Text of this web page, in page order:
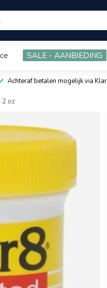
SALE - AANBIEDING
Achteraf betalen mogelijk via
2 oz